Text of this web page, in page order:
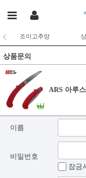
조이고추망
상품문의
ARS 아루
이름
비밀번호
잠금